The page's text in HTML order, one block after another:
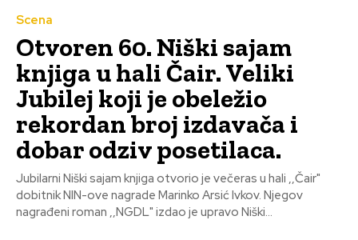
Scena
Otvoren 60. Niški sajam
knjiga u hali Čair. Veliki
Jubilej koji je obeležio
rekordan broj izdavača i
dobar odziv posetilaca.
Jubilarni Niški sajam knjiga otvorio je večeras u hali ,,Čair"
dobitnik NIN-ove nagrade Marinko Arsić Ivkov. Njegov
nagrađeni roman ,,NGDL" izdao je upravo Niški...